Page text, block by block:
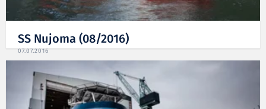
SS Nujoma (08/2016)
07.07.2016